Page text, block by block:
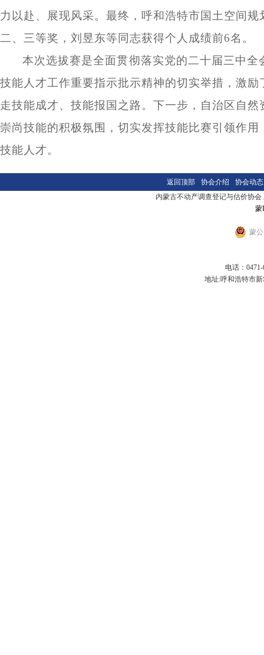
力以赴、展现风采。最终，呼和浩特市国土空间
二、三等奖，刘昱东等同志获得个人成绩前6名。
本次选拔赛是全面贯彻落实党的二十届三中
技能人才工作重要指示批示精神的切实举措，激
走技能成才、技能报国之路。下一步，自治区自
崇尚技能的积极氛围，切实发挥技能比赛引领作
技能人才。
返回顶部 协会介绍
协会动态
内蒙古不动产调查登记与估价协
蒙
蒙公
电话：
地址:呼和浩特市